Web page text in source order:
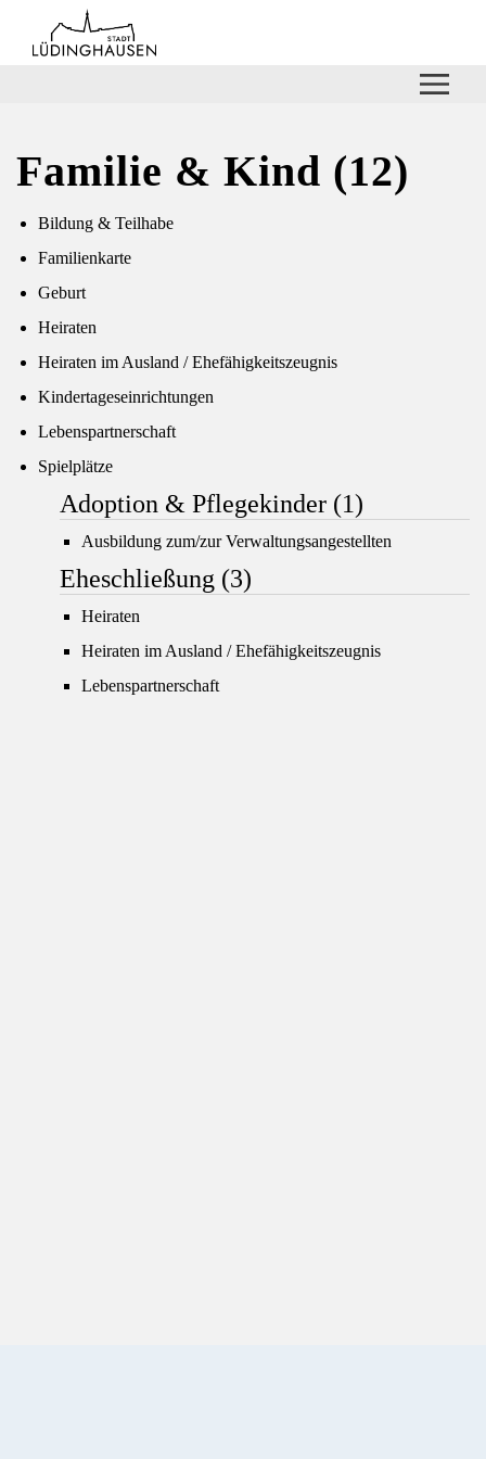
Zum Header
Zum Hauptinhalt
Zum Footer
Zum Hauptinhalt springen
Familie & Kind (12)
Bildung & Teilhabe
Familienkarte
Geburt
Heiraten
Heiraten im Ausland / Ehefähigkeitszeugnis
Kindertageseinrichtungen
Lebenspartnerschaft
Spielplätze
Adoption & Pflegekinder (1)
Ausbildung zum/zur Verwaltungsangestellten
Eheschließung (3)
Heiraten
Heiraten im Ausland / Ehefähigkeitszeugnis
Lebenspartnerschaft